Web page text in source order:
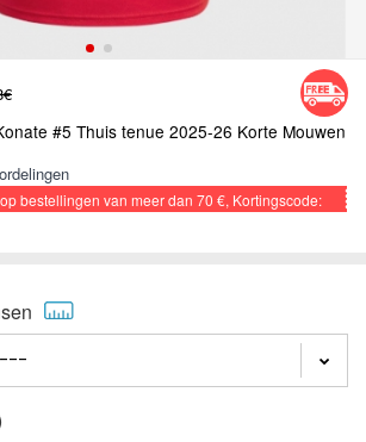
#5 Thuis tenue 2025-26 Korte Mouwen
bestellingen van meer dan 70 €, Kortingscode: